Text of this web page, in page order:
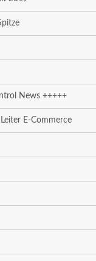
News +++++
E-Commerce